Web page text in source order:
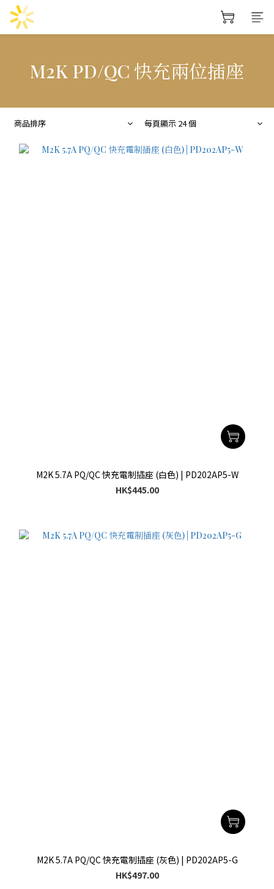
M2K PD/QC 快充兩位插座
商品排序 每頁顯示 24 個
M2K 5.7A PQ/QC 快充電制插座 (白色) | PD202AP5-W
HK$445.00
M2K 5.7A PQ/QC 快充電制插座 (灰色) | PD202AP5-G
HK$497.00